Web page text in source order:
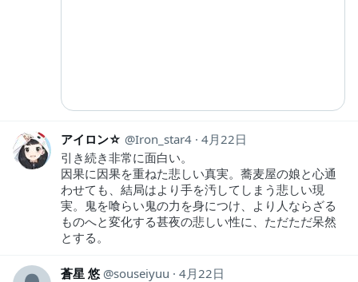
アイロン☆ Iron_star4 4月22日
引き続き非常に面白い。
因果に因果を重ねた悲しい真実。蕎麦屋の娘と心通
わせても、結局はより手を汚してしまう悲しい現
実。鬼を喰らい鬼の力を身につけ、より人ならざる
ものへと変化する甚夜の悲しい性に、ただただ呆然
とする。
蒼星 悠 souseiyuu
4月22日